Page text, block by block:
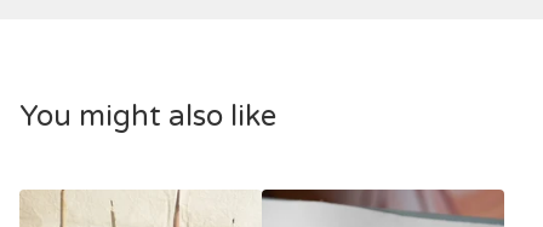
You might also like